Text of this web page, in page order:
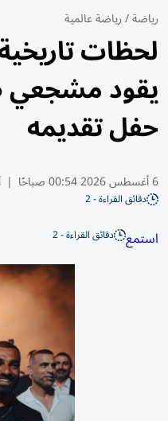
رياضة/رياضة عالمية
لحظات
يقود مشجعي
حفل تقديمه
6 أغسطس 2026 00:54 صباحًا |
دقائق القراءة - 2
استمع دقائق القراءة - 2